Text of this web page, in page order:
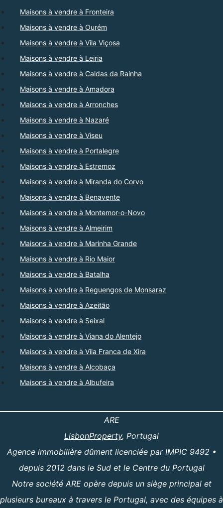
Maisons à vendre à Fronteira
Maisons à vendre à Ourém
Maisons à vendre à Vila Viçosa
Maisons à vendre à Leiria
Maisons à vendre à Caldas da Rainha
Maisons à vendre à Amadora
Maisons à vendre à Arronches
Maisons à vendre à Nazaré
Maisons à vendre à Viseu
Maisons à vendre à Portalegre
Maisons à vendre à Estremoz
Maisons à vendre à Miranda do Corvo
Maisons à vendre à Benavente
Maisons à vendre à Montemor-o-Novo
Maisons à vendre à Almeirim
Maisons à vendre à Marinha Grande
Maisons à vendre à Rio Maior
Maisons à vendre à Batalha
Maisons à vendre à Reguengos de Monsaraz
Maisons à vendre à Azeitão
Maisons à vendre à Seixal
Maisons à vendre à Viana do Alentejo
Maisons à vendre à Vila Franca de Xira
Maisons à vendre à Alcobaça
Maisons à vendre à Albufeira
ARE
LisbonProperty, Portugal
Agence immobilière dûment licenciée par IMPIC 9492 •
depuis 2012 dans le Sud et le Centre du Portugal
Notre société ARE opère depuis un siège principal et
plusieurs bureaux à travers le Portugal, avec des équipes à